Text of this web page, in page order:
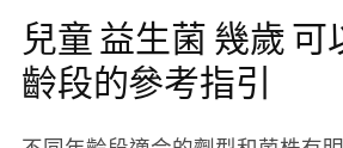
兒童 益生菌 幾歲 可
齡段的參考指引